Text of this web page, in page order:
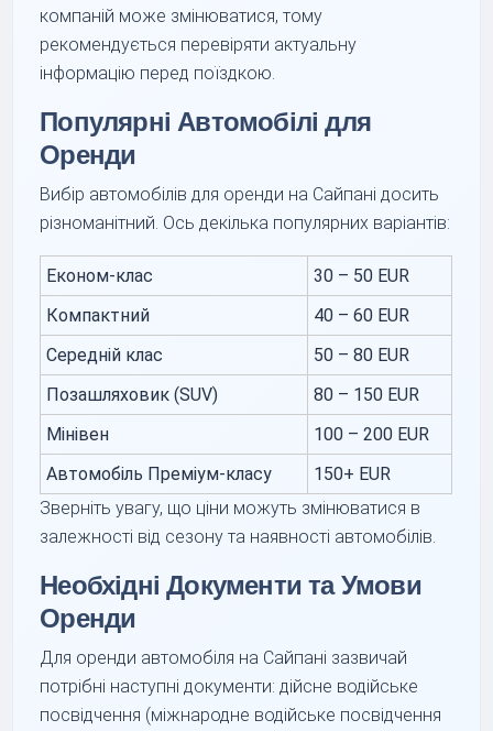
компаній може змінюватися, тому
рекомендується перевіряти актуальну
інформацію перед поїздкою.
Популярні Автомобілі для
Оренди
Вибір автомобілів для оренди на Сайпані досить
різноманітний. Ось декілька популярних варіантів:
Економ-клас
30 – 50 EUR
Компактний
40 – 60 EUR
Середній клас
50 – 80 EUR
Позашляховик (SUV)
80 – 150 EUR
Мінівен
100 – 200 EUR
Автомобіль Преміум-класу
150+ EUR
Зверніть увагу, що ціни можуть змінюватися в
залежності від сезону та наявності автомобілів.
Необхідні Документи та Умови
Оренди
Для оренди автомобіля на Сайпані зазвичай
потрібні наступні документи: дійсне водійське
посвідчення (міжнародне водійське посвідчення